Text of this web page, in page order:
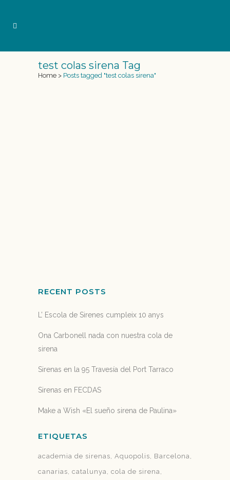
test colas sirena Tag
Home > Posts tagged "test colas sirena"
RECENT POSTS
L’ Escola de Sirenes cumpleix 10 anys
Ona Carbonell nada con nuestra cola de
sirena
Sirenas en la 95 Travesía del Port Tarraco
Sirenas en FECDAS
Make a Wish «El sueño sirena de Paulina»
ETIQUETAS
academia de sirenas Aquopolis
Barcelona
canarias catalunya cola de sirena